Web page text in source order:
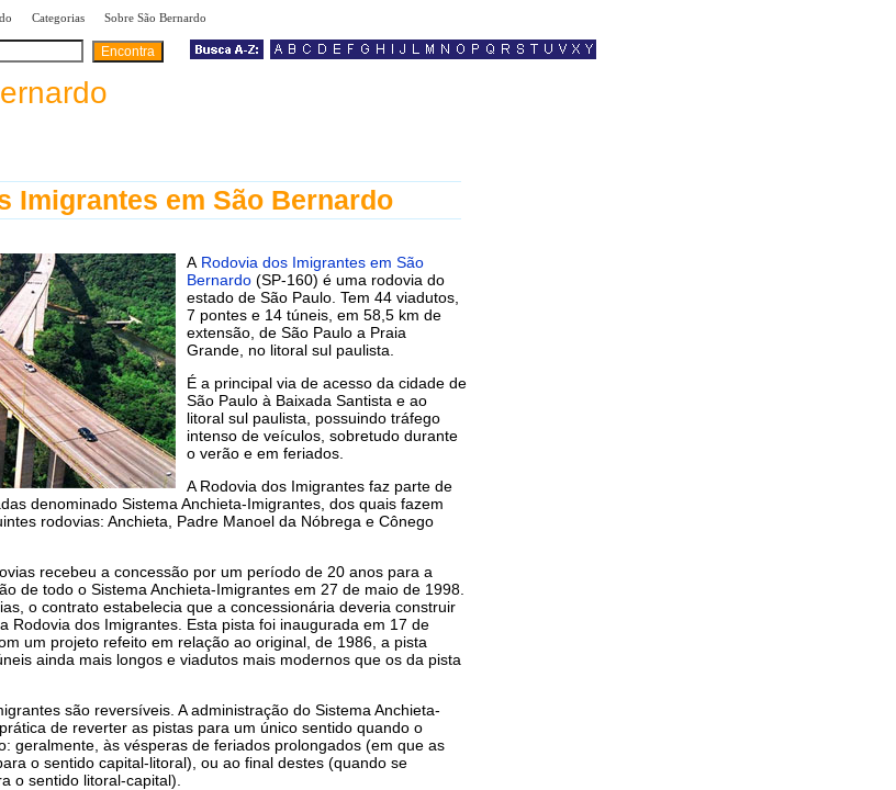
Categorias Sobre São Bernardo
Imigrantes em São Bernardo
A Rodovia dos Imigrantes em São
Bernardo (SP-160) é uma rodovia do
estado de São Paulo. Tem 44 viadutos,
7 pontes e 14 túneis, em 58,5 km de
extensão, de São Paulo a Praia
Grande, no litoral sul paulista.
É a principal via de acesso da cidade de
São Paulo à Baixada Santista e ao
litoral sul paulista, possuindo tráfego
intenso de veículos, sobretudo durante
o verão e em feriados.
A Rodovia dos Imigrantes faz parte de
denominado Sistema Anchieta-Imigrantes, dos quais fazem
rodovias: Anchieta, Padre Manoel da Nóbrega e Cônego
recebeu a concessão por um período de 20 anos para a
de todo o Sistema Anchieta-Imigrantes em 27 de maio de 1998.
o contrato estabelecia que a concessionária deveria construir
Rodovia dos Imigrantes. Esta pista foi inaugurada em 17 de
um projeto refeito em relação ao original, de 1986, a pista
ainda mais longos e viadutos mais modernos que os da pista
são reversíveis. A administração do Sistema Anchieta-
de reverter as pistas para um único sentido quando o
geralmente, às vésperas de feriados prolongados (em que as
o sentido capital-litoral), ou ao final destes (quando se
o sentido litoral-capital).